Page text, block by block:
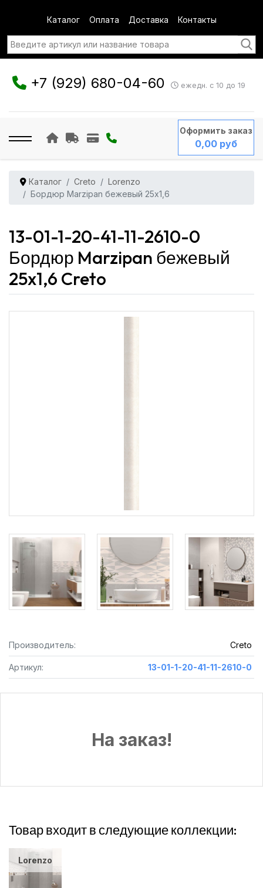
Каталог Оплата Доставка Контакты
+7 (929) 680-04-60 ежедн. с 10 до 19
Оформить заказ
0,00 руб
Каталог Creto
Lorenzo
Бордюр Marzipan бежевый 25x1,6
13-01-1-20-41-11-2610-0
Бордюр Marzipan бежевый
25x1,6 Creto
Производитель: Creto
Артикул: 13-01-1-20-41-11-2610-0
На заказ!
Товар входит в следующие коллекции:
Lorenzo